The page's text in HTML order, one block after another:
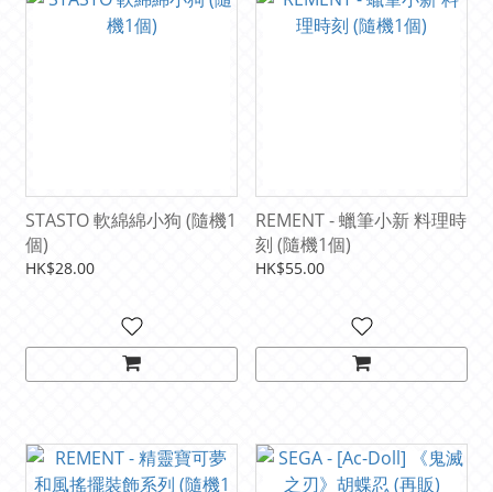
STASTO 軟綿綿小狗 (隨機1
個)
HK$28.00
REMENT - 蠟筆小新 料理時
刻 (隨機1個)
HK$55.00